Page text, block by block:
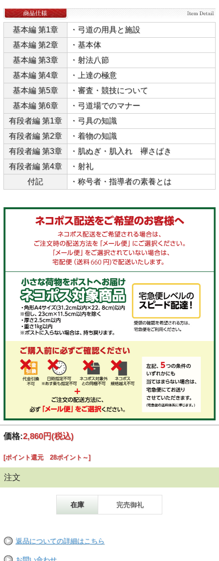
基本編 第1章
・弓道の用具と施設
基本編 第2章
・基本体
基本編 第3章
・射法八節
基本編 第4章
・上達の極意
基本編 第5章
・審査・競技について
基本編 第6章
・弓道場でのマナー
有段者編 第1章
・弓具の知識
有段者編 第2章
・着物の知識
有段者編 第3章
・肌ぬぎ・肌入れ 襷さばき
有段者編 第4章
・射礼
付記
・称号者・指導者の素養とは
価格:2,860円(税込)
[ポイント還元 28ポイント～]
注文
在庫 完売御礼
返品についての詳細はこちら